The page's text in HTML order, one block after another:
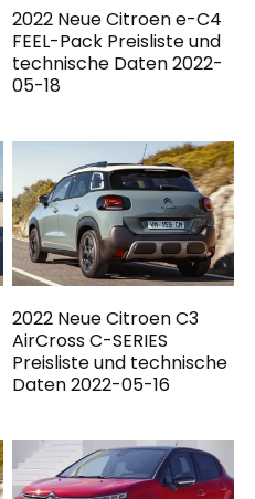
2022 Neue Citroen e-C4
FEEL-Pack Preisliste und
technische Daten 2022-
05-18
2022 Neue Citroen C3
AirCross C-SERIES
Preisliste und technische
Daten 2022-05-16